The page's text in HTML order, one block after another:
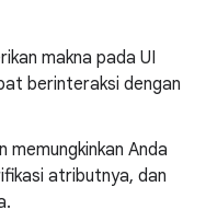
makna pada UI
berinteraksi dengan
memungkinkan Anda
atributnya, dan